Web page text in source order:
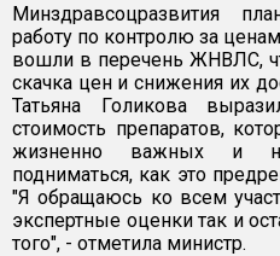
Минздравсоцразвития
работу по контролю за
вошли в перечень ЖНВЛС,
скачка цен и снижения их
Татьяна Голикова
стоимость препаратов,
жизненно важных и
подниматься, как это
"Я обращаюсь ко всем
экспертные оценки так и
того", - отметила министр.